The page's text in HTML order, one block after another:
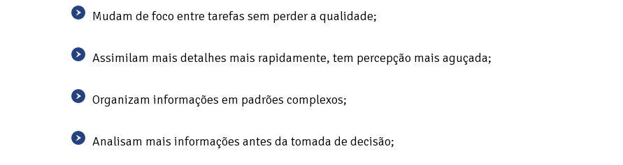
Mudam de foco entre tarefas sem perder a qualidade;
Assimilam mais detalhes mais rapidamente, tem percepção mais aguçada;
Organizam informações em padrões complexos;
Analisam mais informações antes da tomada de decisão;